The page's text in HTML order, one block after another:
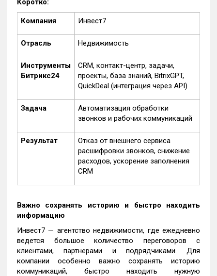
Коротко:
Компания Инвест7
Отрасль Недвижимость
Инструменты
Битрикс24
CRM, контакт-центр, задачи,
проекты, база знаний, BitrixGPT,
QuickDeal (интеграция через API)
Задача
Автоматизация обработки
звонков и рабочих коммуникаций
Результат
Отказ от внешнего сервиса
расшифровки звонков, снижение
расходов, ускорение заполнения
CRM
Важно сохранять историю и быстро находить
информацию
Инвест7 — агентство недвижимости, где ежедневно
ведется большое количество переговоров с
клиентами, партнерами и подрядчиками. Для
компании особенно важно сохранять историю
коммуникаций, быстро находить нужную